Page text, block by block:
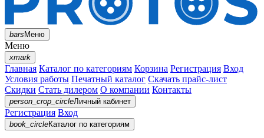
barsМеню
Меню
xmark
Главная Каталог по категориям Корзина Регистрация Вход
Условия работы Печатный каталог Скачать прайс-лист
Скидки Стать дилером О компании Контакты
person_crop_circleЛичный кабинет
Регистрация Вход
book_circleКаталог по категориям